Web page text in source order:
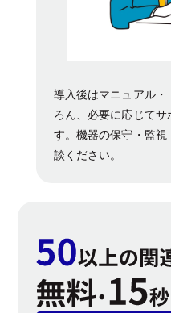
導入後はマニュアル・
ろん、必要に応じてサ
す。機器の保守・監視
談ください。